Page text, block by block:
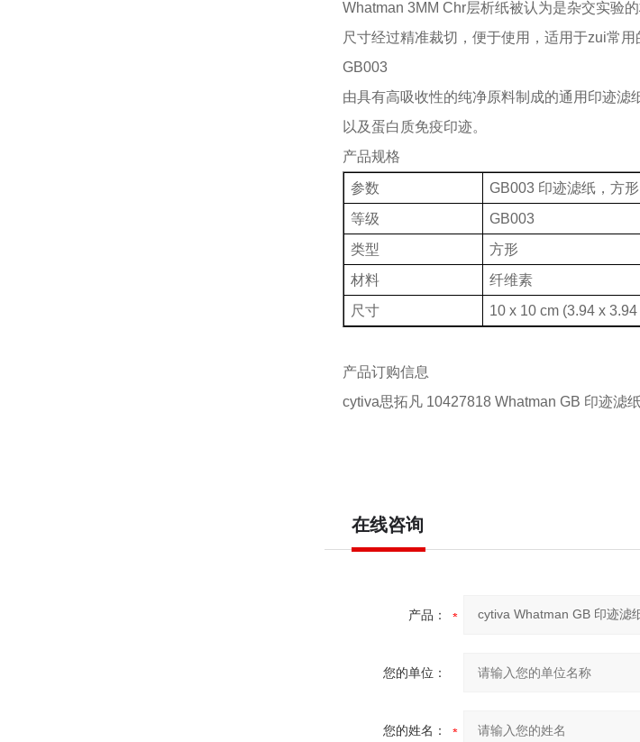
Whatman 3MM Chr层析纸被认为是杂交实验的
尺寸经过精准裁切，便于使用，适用于zui常
GB003
由具有高吸收性的纯净原料制成的通用印迹滤
以及蛋白质免疫印迹。
产品规格
参数
GB003 印迹滤纸，方
等级
GB003
类型
方形
材料
纤维素
尺寸
10 x 10 cm (3.94 x
产品订购信息
cytiva思拓凡 10427818 Whatman GB 印迹滤
在线咨询
产品：
您的单位：
您的姓名：